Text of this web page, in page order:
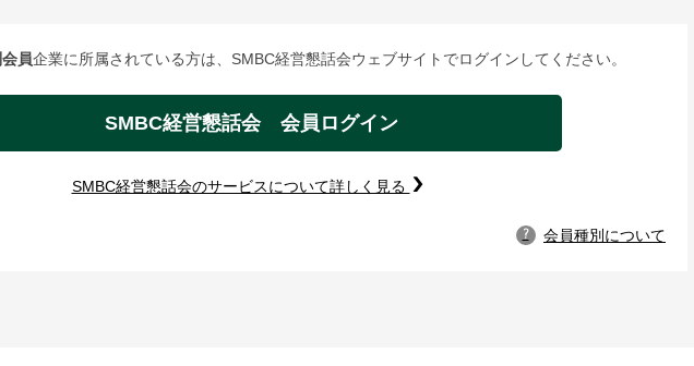
員企業に所属されている方は、SMBC経営懇話会ウェブサイトでログインしてください。
SMBC経営懇話会 会員ログイン
SMBC経営懇話会のサービスについて詳しく見る
? 会員種別について